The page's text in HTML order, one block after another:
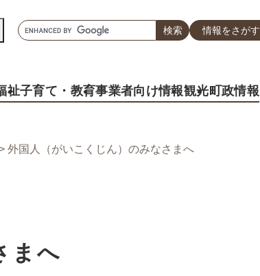
キ
ー
ド
情報をさがす
祉子育て ・教育事業者向け情報観光町政情報
外国人（がいこくじん）のみなさまへ
まへ